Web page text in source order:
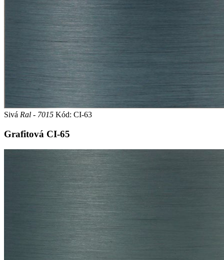
Sivá Ral - 7015 Kód: CI-63
Grafitová CI-65